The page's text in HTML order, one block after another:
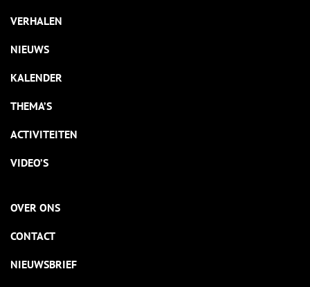
VERHALEN
NIEUWS
KALENDER
THEMA’S
ACTIVITEITEN
VIDEO’S
OVER ONS
CONTACT
NIEUWSBRIEF